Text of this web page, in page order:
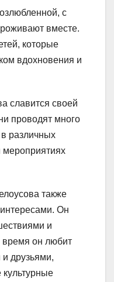
с
вместе.
которые
вдохновения и
славится своей
проводят много
различных
также
Он
и
время он любит
друзьями,